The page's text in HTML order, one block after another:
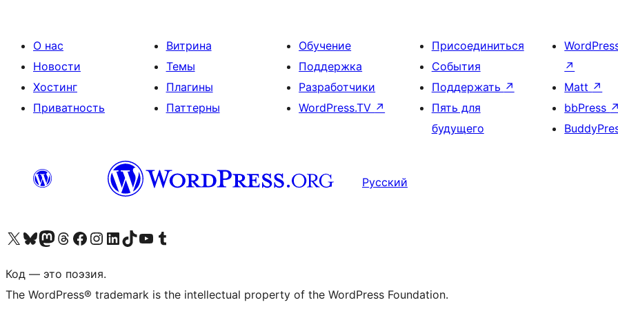
О нас
Новости
Хостинг
Приватность
Витрина
Темы
Плагины
Паттерны
Обучение
Поддержка
Разработчики
WordPress.TV ↗
Присоединиться
События
Поддержать ↗
Пять для
будущего
↗
Matt ↗
bbPress ↗
Русский
Посетите нас в X (ранее Twitter)
Посетите нашу учётную запись в Bluesky
Посетите нашу ленту в Mastodon
Посетите нашу учётную запись в Threads
Посетите нашу страницу на Facebook
Посетите наш Instagram
Посетите нашу страницу в LinkedIn
Посетите нашу учётную запись в TikTok
Посетите наш канал YouTube
Посетите нашу учётную запись в Tumblr
Код — это поэзия.
The WordPress® trademark is the intellectual property of the WordPress Foundation.